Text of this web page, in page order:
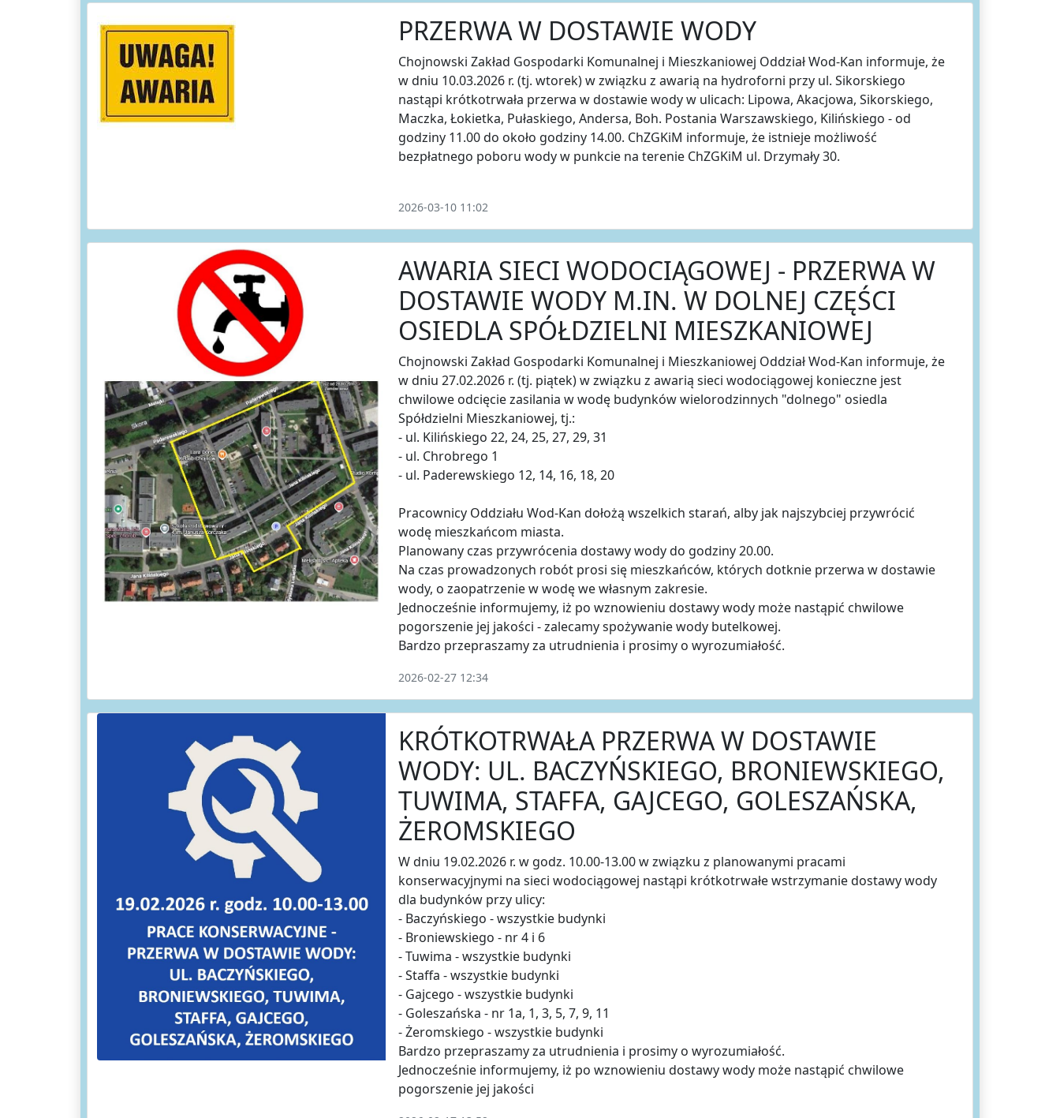
PRZERWA W DOSTAWIE WODY
Chojnowski Zakład Gospodarki Komunalnej i Mieszkaniowej Oddział Wod-Kan informuje, że
w dniu 10.03.2026 r. (tj. wtorek) w związku z awarią na hydroforni przy ul. Sikorskiego
nastąpi krótkotrwała przerwa w dostawie wody w ulicach: Lipowa, Akacjowa, Sikorskiego,
Maczka, Łokietka, Pułaskiego, Andersa, Boh. Postania Warszawskiego, Kilińskiego - od
godziny 11.00 do około godziny 14.00. ChZGKiM informuje, że istnieje możliwość
bezpłatnego poboru wody w punkcie na terenie ChZGKiM ul. Drzymały 30.
2026-03-10 11:02
AWARIA SIECI WODOCIĄGOWEJ - PRZERWA W
DOSTAWIE WODY M.IN. W DOLNEJ CZĘŚCI
OSIEDLA SPÓŁDZIELNI MIESZKANIOWEJ
Chojnowski Zakład Gospodarki Komunalnej i Mieszkaniowej Oddział Wod-Kan informuje, że
w dniu 27.02.2026 r. (tj. piątek) w związku z awarią sieci wodociągowej konieczne jest
chwilowe odcięcie zasilania w wodę budynków wielorodzinnych "dolnego" osiedla
Spółdzielni Mieszkaniowej, tj.:
- ul. Kilińskiego 22, 24, 25, 27, 29, 31
- ul. Chrobrego 1
- ul. Paderewskiego 12, 14, 16, 18, 20
Pracownicy Oddziału Wod-Kan dołożą wszelkich starań, alby jak najszybciej przywrócić
wodę mieszkańcom miasta.
Planowany czas przywrócenia dostawy wody do godziny 20.00.
Na czas prowadzonych robót prosi się mieszkańców, których dotknie przerwa w dostawie
wody, o zaopatrzenie w wodę we własnym zakresie.
Jednocześnie informujemy, iż po wznowieniu dostawy wody może nastąpić chwilowe
pogorszenie jej jakości - zalecamy spożywanie wody butelkowej.
Bardzo przepraszamy za utrudnienia i prosimy o wyrozumiałość.
2026-02-27 12:34
KRÓTKOTRWAŁA PRZERWA W DOSTAWIE
WODY: UL. BACZYŃSKIEGO, BRONIEWSKIEGO,
TUWIMA, STAFFA, GAJCEGO, GOLESZAŃSKA,
ŻEROMSKIEGO
W dniu 19.02.2026 r. w godz. 10.00-13.00 w związku z planowanymi pracami
konserwacyjnymi na sieci wodociągowej nastąpi krótkotrwałe wstrzymanie dostawy wody
dla budynków przy ulicy:
- Baczyńskiego - wszystkie budynki
- Broniewskiego - nr 4 i 6
- Tuwima - wszystkie budynki
- Staffa - wszystkie budynki
- Gajcego - wszystkie budynki
- Goleszańska - nr 1a, 1, 3, 5, 7, 9, 11
- Żeromskiego - wszystkie budynki
Bardzo przepraszamy za utrudnienia i prosimy o wyrozumiałość.
Jednocześnie informujemy, iż po wznowieniu dostawy wody może nastąpić chwilowe
pogorszenie jej jakości